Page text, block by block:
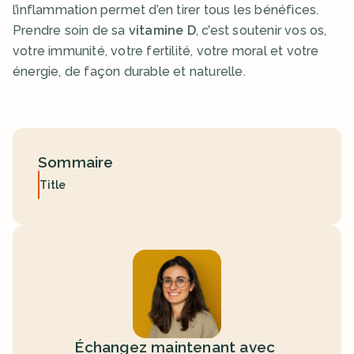
l’inflammation permet d’en tirer tous les bénéfices.
Prendre soin de sa vitamine D, c’est soutenir vos os,
votre immunité, votre fertilité, votre moral et votre
énergie, de façon durable et naturelle.
Sommaire
Title
Échangez maintenant avec